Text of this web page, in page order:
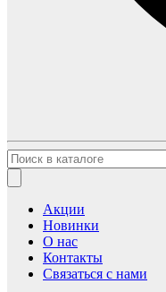
Акции
Новинки
О нас
Контакты
Связаться с нами